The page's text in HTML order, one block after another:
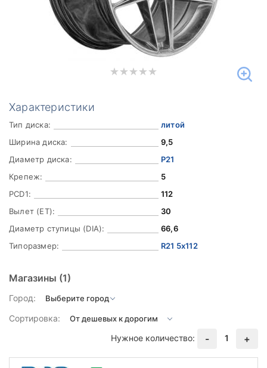
Характеристики
Тип диска:
литой
Ширина диска:
9,5
Диаметр диска:
Р21
Крепеж:
5
PCD1:
112
Вылет (ET):
30
Диаметр ступицы (DIA):
66,6
Типоразмер:
R21 5x112
Магазины (1)
Город:
Сортировка:
Нужное количество:
- 1 +